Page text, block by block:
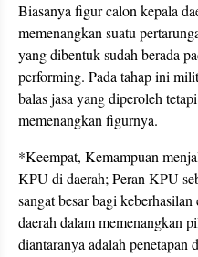
Biasanya figur calon kepala
memenangkan suatu
yang dibentuk sudah berada
performing. Pada tahap ini
balas jasa yang diperoleh
memenangkan figurnya.
*Keempat, Kemampuan
KPU di daerah; Peran KPU
sangat besar bagi
daerah dalam memenangkan
diantaranya adalah